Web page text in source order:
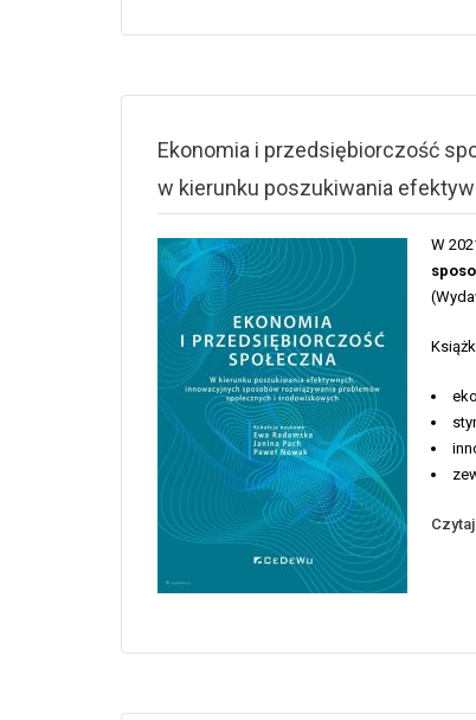
Ekonomia i przedsiębiorczość
w kierunku poszukiwania
W